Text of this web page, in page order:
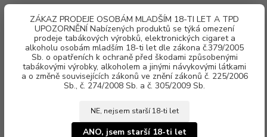
ZÁKAZ PRODEJE OSOBÁM MLADŠÍM 18-TI LET A TPD
UPOZORNĚNÍ Nabízených produktů se týká omezení
prodeje tabákových výrobků, elektronických cigaret a
alkoholu osobám mladším 18-ti let dle zákona č.379/2005
Sb. o opatřeních k ochraně před škodami způsobenými
tabákovými výrobky, alkoholem a jinými návykovými látkami
a o změně souvisejících zákonů ve znění zákonů č. 225/2006
Sb., č. 274/2008 Sb. a č. 305/2009 Sb.
NE, nejsem starší 18-ti let
ANO, jsem starší 18-ti let
Menu
za0 Kč
Salt Strawberry Kiwi 10ml - 20mg